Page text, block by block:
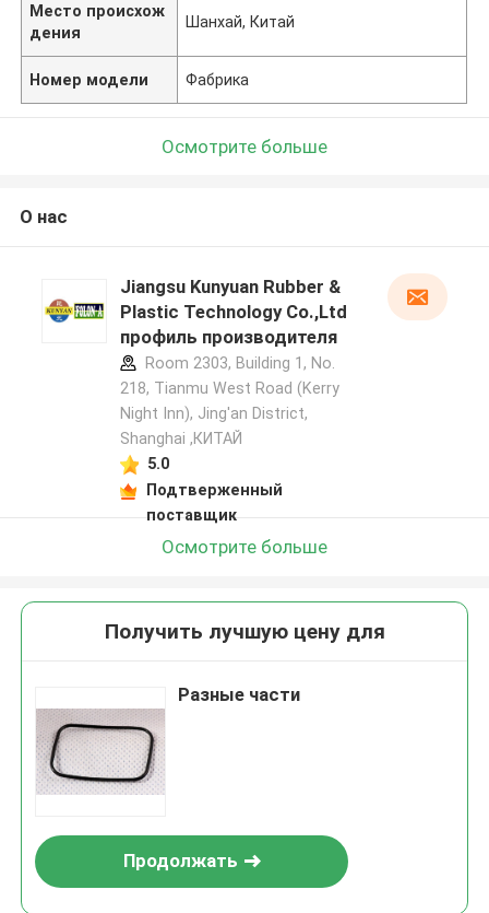
Место происхож
дения
Шанхай, Китай
Номер модели Фабрика
Осмотрите больше
О нас
Jiangsu Kunyuan Rubber &
Plastic Technology Co.,Ltd
профиль производителя
Room 2303, Building 1, No.
218, Tianmu West Road (Kerry
Night Inn), Jing'an District,
Shanghai ,КИТАЙ
5.0
Подтверженный
поставщик
Осмотрите больше
Получить лучшую цену для
Разные части
Продолжать